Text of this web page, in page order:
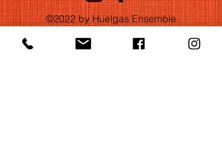
©2022 by Huelgas Ensemble